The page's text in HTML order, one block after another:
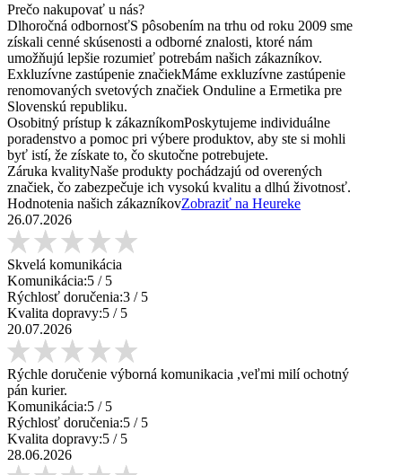
Prečo nakupovať u nás?
Dlhoročná odbornosťS pôsobením na trhu od roku 2009 sme
získali cenné skúsenosti a odborné znalosti, ktoré nám
umožňujú lepšie rozumieť potrebám našich zákazníkov.
Exkluzívne zastúpenie značiekMáme exkluzívne zastúpenie
renomovaných svetových značiek Onduline a Ermetika pre
Slovenskú republiku.
Osobitný prístup k zákazníkomPoskytujeme individuálne
poradenstvo a pomoc pri výbere produktov, aby ste si mohli
byť istí, že získate to, čo skutočne potrebujete.
Záruka kvalityNaše produkty pochádzajú od overených
značiek, čo zabezpečuje ich vysokú kvalitu a dlhú životnosť.
Hodnotenia našich zákazníkovZobraziť na Heureke
26.07.2026
Skvelá komunikácia
Komunikácia:5 / 5
Rýchlosť doručenia:3 / 5
Kvalita dopravy:5 / 5
20.07.2026
Rýchle doručenie výborná komunikacia ,veľmi milí ochotný
pán kurier.
Komunikácia:5 / 5
Rýchlosť doručenia:5 / 5
Kvalita dopravy:5 / 5
28.06.2026